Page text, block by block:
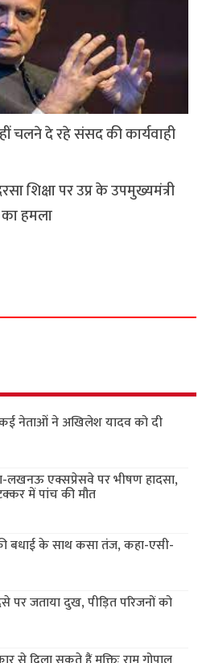
चलने दे रहे संसद की कार्यवाही
शिक्षा पर उप्र के उपमुख्यमंत्री
हमला
कई नेताओं ने अखिलेश यादव को दी
लखनऊ एक्सप्रेसवे पर भीषण हादसा,
में पांच की मौत
बधाई के साथ कसा तंज, कहा-एसी-
पर जताया दुख, पीड़ित परिजनों को